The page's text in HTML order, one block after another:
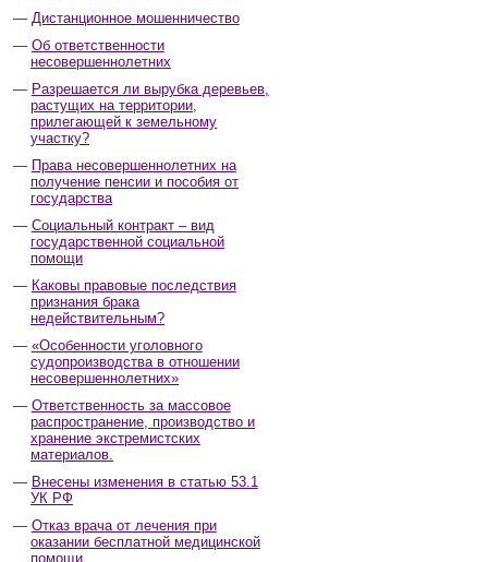
Дистанционное мошенничество
Об ответственности
несовершеннолетних
Разрешается ли вырубка деревьев,
растущих на территории,
прилегающей к земельному
участку?
Права несовершеннолетних на
получение пенсии и пособия от
государства
Социальный контракт – вид
государственной социальной
помощи
Каковы правовые последствия
признания брака
недействительным?
«Особенности уголовного
судопроизводства в отношении
несовершеннолетних»
Ответственность за массовое
распространение, производство и
хранение экстремистских
материалов.
Внесены изменения в статью 53.1
УК РФ
Отказ врача от лечения при
оказании бесплатной медицинской
помощи